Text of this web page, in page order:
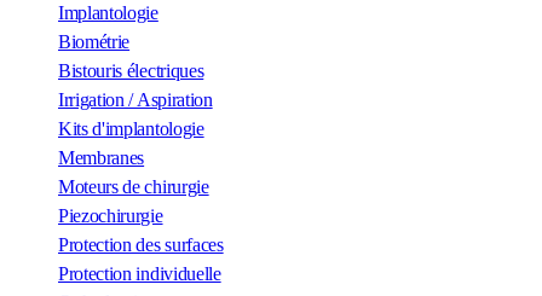
Implantologie
Biométrie
Bistouris électriques
Irrigation / Aspiration
Kits d'implantologie
Membranes
Moteurs de chirurgie
Piezochirurgie
Protection des surfaces
Protection individuelle